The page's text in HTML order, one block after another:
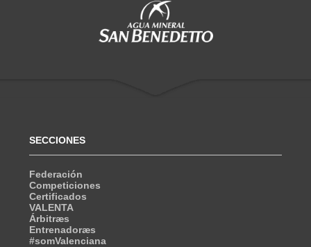
SECCIONES
Federación
Competiciones
Certificados
VALENTA
Árbitræs
Entrenadoræs
#somValenciana